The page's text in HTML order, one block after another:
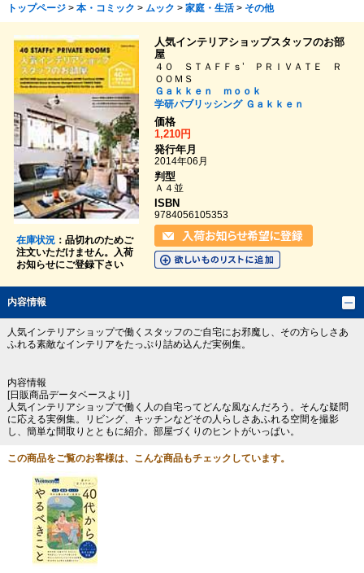
トップページ> 本・コミック > ムック > 家庭・生活> その他
在庫状況：品切れのためご
注文いただけません。入荷
お知らせにご登録下さい
人気インテリアショップスタッフのお部
屋
４０ ＳＴＡＦＦｓ’ ＰＲＩＶＡＴＥ Ｒ
ＯＯＭＳ
Ｇａｋｋｅｎ ｍｏｏｋ
学研パブリッシング Ｇａｋｋｅｎ
価格
1,210円
発行年月
2014年06月
判型
Ａ４並
ISBN
9784056105353
内容情報
人気インテリアショップで働くスタッフのご自宅にお邪魔し、その方らしさあ
ふれる素敵なインテリアをたっぷり詰め込んだ実例集。
内容情報
[日販商品データベースより]
人気インテリアショップで働く人の自宅ってどんな風なんだろう。そんな疑問
に応える実例集。リビング、キッチンなどその人らしさあふれる空間を撮影
し、簡単な間取りとともに紹介。部屋づくりのヒントがいっぱい。
この商品をご覧のお客様は、こんな商品もチェックしています。